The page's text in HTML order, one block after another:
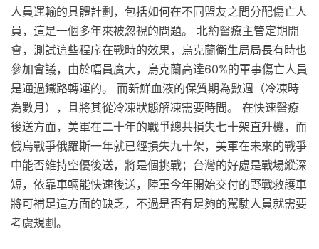
人員運輸的具體計劃，包括如何在不同盟友之間分配傷亡人
員，這是一個多年來被忽視的問題。 北約醫療主管定期開
會，測試這些程序在戰時的效果，烏克蘭衛生局局長有時也
參加會議，由於幅員廣大，烏克蘭高達60%的軍事傷亡人員
是通過鐵路轉運的。 而新鮮血液的保質期為數週（冷凍時
為數月），且將其從冷凍狀態解凍需要時間。 在快速醫療
後送方面，美軍在二十年的戰爭總共損失七十架直升機，而
俄烏戰爭俄羅斯一年就已經損失九十架，美軍在未來的戰爭
中能否維持空優後送，將是個挑戰；台灣的好處是戰場縱深
短，依靠車輛能快速後送，陸軍今年開始交付的野戰救護車
將可補足這方面的缺乏，不過是否有足夠的駕駛人員就需要
考慮規劃。